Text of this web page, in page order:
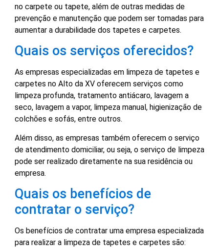
no carpete ou tapete, além de outras medidas de
prevenção e manutenção que podem ser tomadas para
aumentar a durabilidade dos tapetes e carpetes.
Quais os serviços oferecidos?
As empresas especializadas em limpeza de tapetes e
carpetes no Alto da XV oferecem serviços como
limpeza profunda, tratamento antiácaro, lavagem a
seco, lavagem a vapor, limpeza manual, higienização de
colchões e sofás, entre outros.
Além disso, as empresas também oferecem o serviço
de atendimento domiciliar, ou seja, o serviço de limpeza
pode ser realizado diretamente na sua residência ou
empresa.
Quais os benefícios de
contratar o serviço?
Os benefícios de contratar uma empresa especializada
para realizar a limpeza de tapetes e carpetes são: